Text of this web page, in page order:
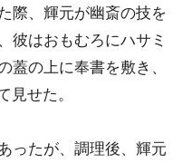
際、輝元が幽斎の技を
彼はおもむろにハサミ
の上に奉書を敷き、
せた。
ったが、調理後、輝元